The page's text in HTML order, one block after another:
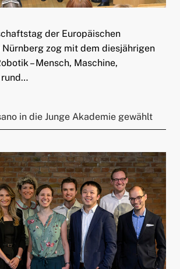
der Europäischen
zog mit dem diesjährigen
– Mensch, Maschine,
rund…
in die Junge Akademie gewählt